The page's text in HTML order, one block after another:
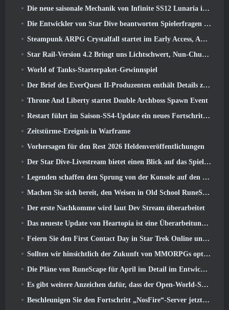
Die neue saisonale Mechanik von Infinite SS12 Lunaria ist eine der „größten Ergänzungen“ des Spiels
Die Entwickler von Star Dive beantworten Spielerfragen im Überraschungs-Livestream
Steampunk ARPG Crystalfall startet im Early Access, Aber nicht ohne ein paar Macken
Star Rail-Version 4.2 Bringt uns Lichtschwert, Nun-Chuck, Schlagzeuger-Wegbereiter und ein Emanator der Hochstimmung
World of Tanks-Starterpaket-Gewinnspiel
Der Brief des EverQuest II-Produzenten enthält Details zum Time-Locked-Erweiterungsserver
Throne And Liberty startet Double Archboss Spawn Event
Restart führt im Saison-SS4-Update ein neues Fortschrittssystem ein
Zeitstürme-Ereignis in Warframe
Vorhersagen für den Rest 2026 Heldenveröffentlichungen
Der Star Dive-Livestream bietet einen Blick auf das Spiel in Aktion vor der Veröffentlichung
Legenden schaffen den Sprung von der Konsole auf den PC
Machen Sie sich bereit, den Weisen in Old School RuneScape’s Leagues VI aus dem Käfig zu retten: Dämonische Pakte
Der erste Nachkomme wird laut Dev Stream überarbeitet
Das neueste Update von Heartopia ist eine Überarbeitung im Alice-im-Wunderland-Stil
Feiern Sie den First Contact Day in Star Trek Online und sichern Sie sich eine neue Version des Nobel Intel Battlecruiser
Sollten wir hinsichtlich der Zukunft von MMORPGs optimistisch sein??
Die Pläne von RuneScape für April im Detail im Entwicklervideo
Es gibt weitere Anzeichen dafür, dass der Open-World-Shooter StarCraft eine echte Sache sein könnte
Beschleunigen Sie den Fortschritt „NosFire“-Server jetzt in NosTale verfügbar